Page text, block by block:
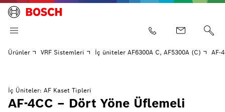
Ürünler VRF Sistemleri İç üniteler AF6300A C, AF5300A (C) AF-
İç Üniteler: AF Kaset Tipleri
AF-4CC – Dört Yöne Üflemeli